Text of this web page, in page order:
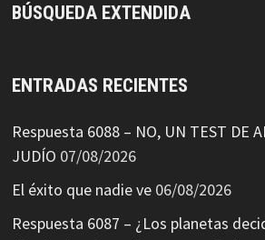
BÚSQUEDA EXTENDIDA
ENTRADAS RECIENTES
Respuesta 6088 – NO, UN TEST DE
JUDÍO 07/08/2026
El éxito que nadie ve 06/08/2026
Respuesta 6087 – ¿Los planetas